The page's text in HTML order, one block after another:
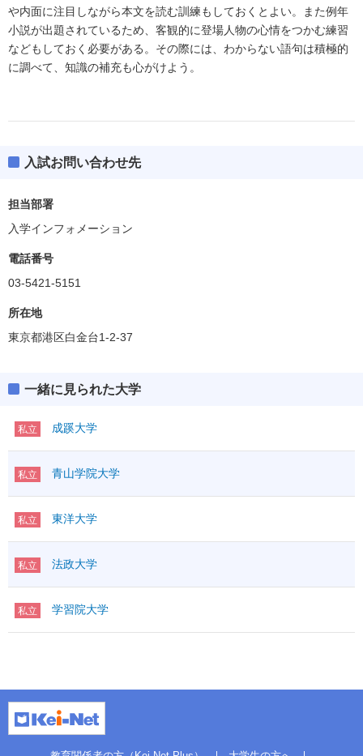
や内面に注目しながら本文を読む訓練もしておくとよい。また例年
小説が出題されているため、客観的に登場人物の心情をつかむ練習
などもしておく必要がある。その際には、わからない語句は積極的
に調べて、知識の補充も心がけよう。
入試お問い合わせ先
担当部署
入学インフォメーション
電話番号
03-5421-5151
所在地
東京都港区白金台1-2-37
一緒に見られた大学
私立 成蹊大学
私立 青山学院大学
私立 東洋大学
私立 法政大学
私立 学習院大学